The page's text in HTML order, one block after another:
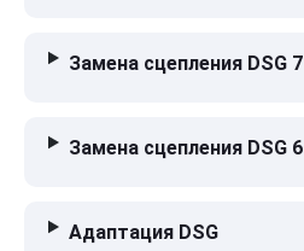
Замена сцепления DSG 7
Замена сцепления DSG 6
Адаптация DSG